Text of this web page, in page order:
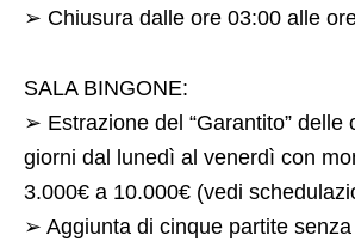
➢ Chiusura dalle ore 03:00 alle
SALA BINGONE:
➢ Estrazione del “Garantito” delle
giorni dal lunedì al venerdì con
3.000€ a 10.000€ (vedi
➢ Aggiunta di cinque partite